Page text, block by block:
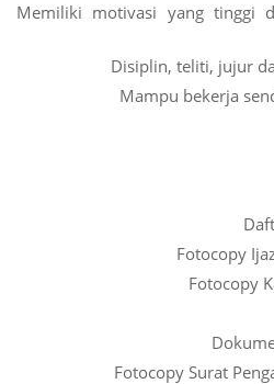
Memiliki motivasi yang tinggi
Disiplin, teliti, jujur
Mampu bekerja
Fotocopy
Fotocopy
Fotocopy Surat